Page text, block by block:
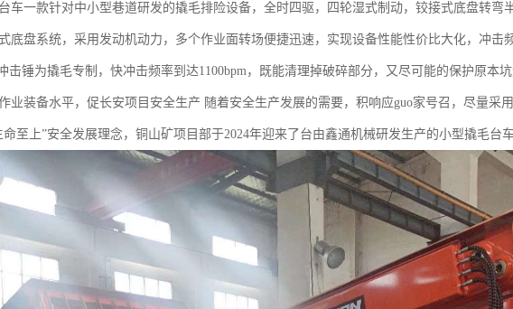
车一款针对中小型巷道研发的撬毛排险设备，全时四驱，四轮湿式制动，铰接式底盘转弯
底盘系统，采用发动机动力，多个作业面转场便捷迅速，实现设备性能性价比大化，冲击
击锤为撬毛专制，快冲击频率到达1100bpm，既能清理掉破碎部分，又尽可能的保护原本坑
业装备水平，促长安项目安全生产 随着安全生产发展的需要，积响应guo家号召，尽量采
命至上”安全发展理念，铜山矿项目部于2024年迎来了台由鑫通机械研发生产的小型撬毛台车